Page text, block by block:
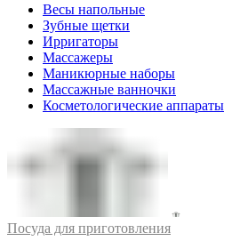
Весы напольные
Зубные щетки
Ирригаторы
Массажеры
Маникюрные наборы
Массажные ванночки
Косметологические аппараты
Посуда для приготовления